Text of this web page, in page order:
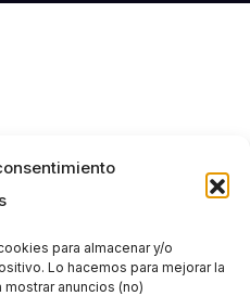
para almacenar y/o
Lo hacemos para mejorar la
anuncios (no)